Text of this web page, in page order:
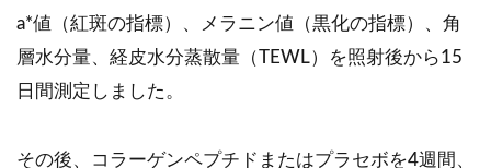
a*値（紅斑の指標）、メラニン値（黒化の指標）、角
層水分量、経皮水分蒸散量（TEWL）を照射後から15
日間測定しました。
その後、コラーゲンペプチドまたはプラセボを4週間、